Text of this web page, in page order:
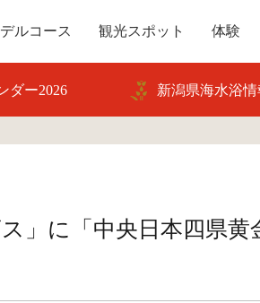
ルコース 観光スポット 体験
ダー2026 新潟県海水浴情
」に「中央日本四県